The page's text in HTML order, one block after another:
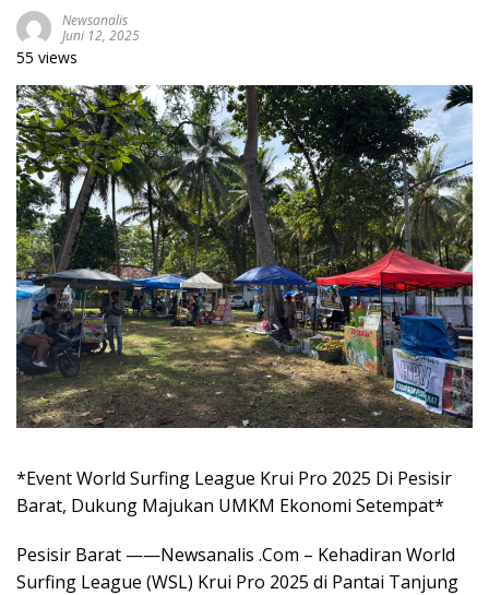
Newsanalis
Juni 12, 2025
55 views
*Event World Surfing League Krui Pro 2025 Di Pesisir
Barat, Dukung Majukan UMKM Ekonomi Setempat*
Pesisir Barat ——Newsanalis .Com – Kehadiran World
Surfing League (WSL) Krui Pro 2025 di Pantai Tanjung